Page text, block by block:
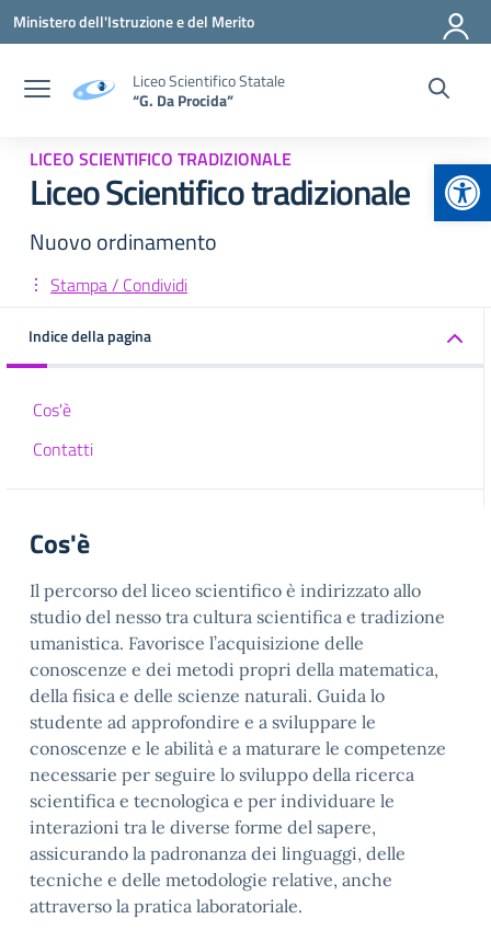
Vai ai contenuti
Vai al menu di navigazione
Vai al footer
Ministero dell'Istruzione e del Merito
Liceo Scientifico Statale
“G. Da Procida”
LICEO SCIENTIFICO TRADIZIONALE
Liceo Scientifico tradizionale
Nuovo ordinamento
Stampa / Condividi
Indice della pagina
Cos'è
Contatti
Cos'è
Il percorso del liceo scientifico è indirizzato allo
studio del nesso tra cultura scientifica e tradizione
umanistica. Favorisce l’acquisizione delle
conoscenze e dei metodi propri della matematica,
della fisica e delle scienze naturali. Guida lo
studente ad approfondire e a sviluppare le
conoscenze e le abilità e a maturare le competenze
necessarie per seguire lo sviluppo della ricerca
scientifica e tecnologica e per individuare le
interazioni tra le diverse forme del sapere,
assicurando la padronanza dei linguaggi, delle
tecniche e delle metodologie relative, anche
attraverso la pratica laboratoriale.